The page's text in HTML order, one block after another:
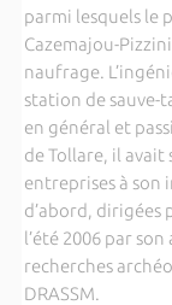
parmi lesquels le
Cazemajou-
naufrage.
station de sauve-
en général et
de Tollare, il
entreprises à son
d’abord, dirigées
l’été 2006 par
recherches
DRASSM.